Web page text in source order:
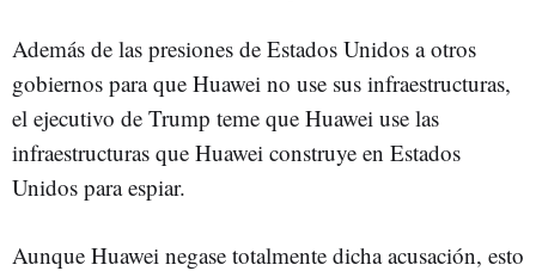
Además de las presiones de Estados Unidos a otros
gobiernos para que Huawei no use sus infraestructuras,
el ejecutivo de Trump teme que Huawei use las
infraestructuras que Huawei construye en Estados
Unidos para espiar.
Aunque Huawei negase totalmente dicha acusación, esto